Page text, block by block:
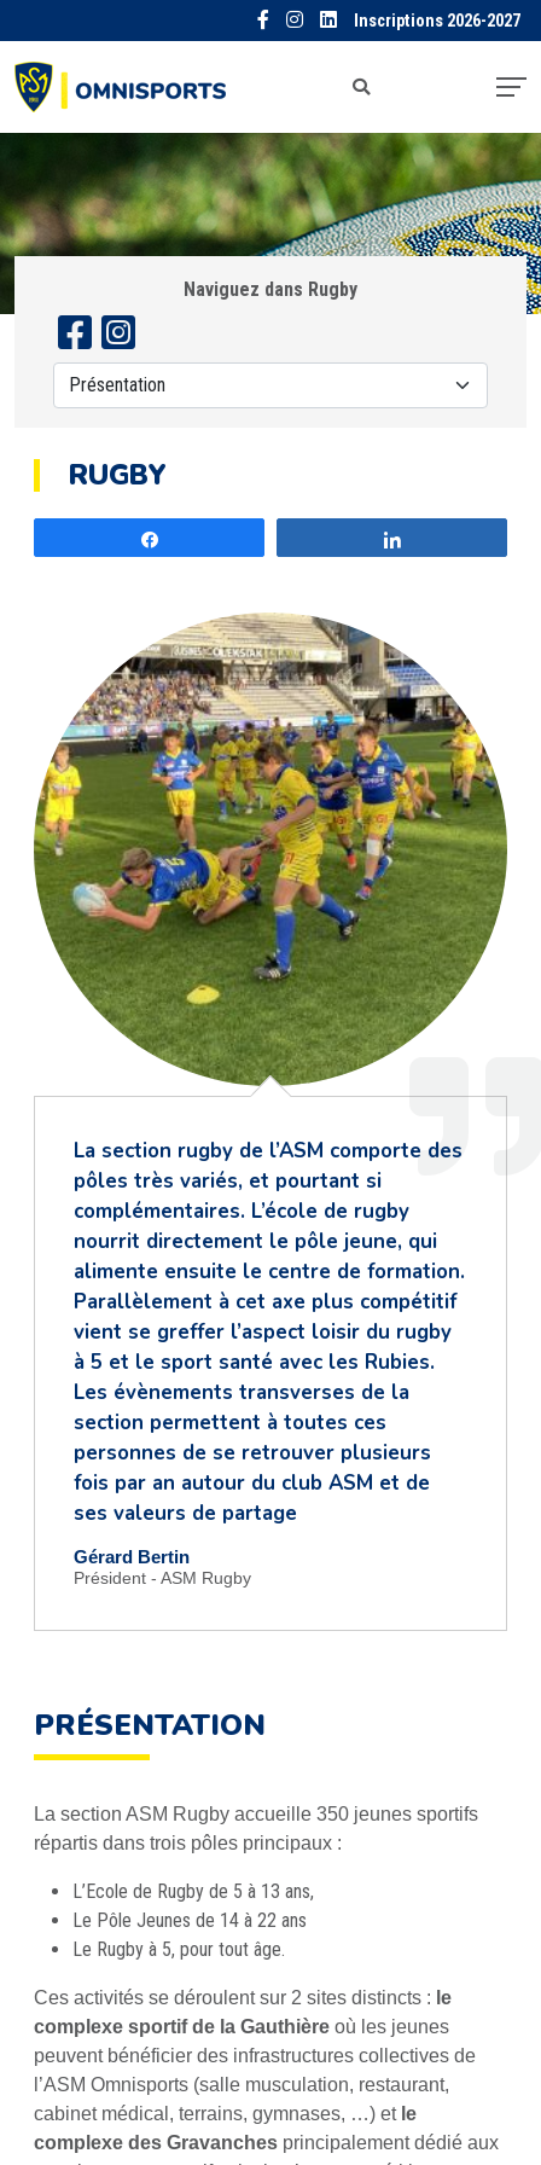
Inscriptions 2026-2027
Naviguez dans Rugby
RUGBY
La section rugby de l’ASM comporte des
pôles très variés, et pourtant si
complémentaires. L’école de rugby
nourrit directement le pôle jeune, qui
alimente ensuite le centre de formation.
Parallèlement à cet axe plus compétitif
vient se greffer l’aspect loisir du rugby
à 5 et le sport santé avec les Rubies.
Les évènements transverses de la
section permettent à toutes ces
personnes de se retrouver plusieurs
fois par an autour du club ASM et de
ses valeurs de partage
Gérard Bertin
Président - ASM Rugby
PRÉSENTATION
La section ASM Rugby accueille 350 jeunes sportifs
répartis dans trois pôles principaux :
L’Ecole de Rugby de 5 à 13 ans,
Le Pôle Jeunes de 14 à 22 ans
Le Rugby à 5, pour tout âge.
Ces activités se déroulent sur 2 sites distincts : le
complexe sportif de la Gauthière où les jeunes
peuvent bénéficier des infrastructures collectives de
l’ASM Omnisports (salle musculation, restaurant,
cabinet médical, terrains, gymnases, …) et le
complexe des Gravanches principalement dédié aux